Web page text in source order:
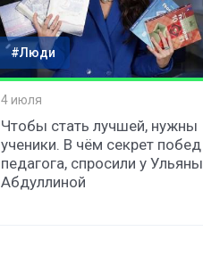
#Люди
4 июля
Чтобы стать лучшей, нужны
ученики. В чём секрет побед
педагога, спросили у Ульяны
Абдуллиной